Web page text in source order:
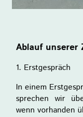
Ablauf unserer
1. Erstgespräch
In einem
sprechen wir
wenn vorhanden